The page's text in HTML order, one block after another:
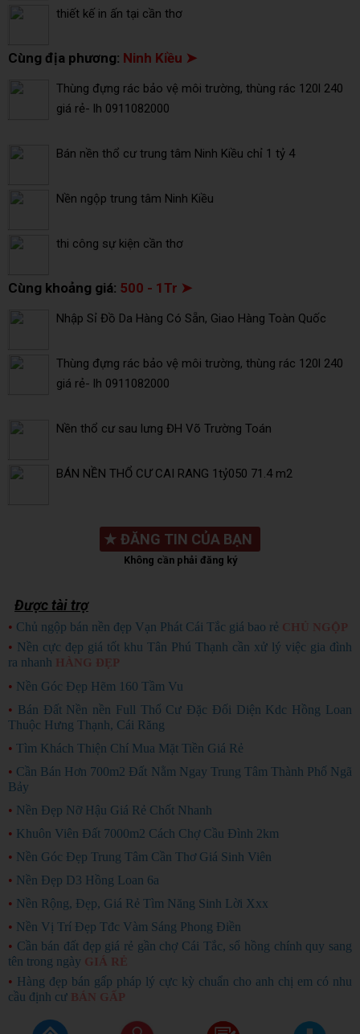
thiết kế in ấn tại cần thơ
Cùng địa phương: Ninh Kiều ➤
Thùng đựng rác bảo vệ môi trường, thùng rác 120l 240
giá rẻ- lh 0911082000
Bán nền thổ cư trung tâm Ninh Kiều chỉ 1 tỷ 4
Nền ngộp trung tâm Ninh Kiều
thi công sự kiện cần thơ
Cùng khoảng giá: 500 - 1Tr ➤
Nhập Sỉ Đồ Da Hàng Có Sẵn, Giao Hàng Toàn Quốc
Thùng đựng rác bảo vệ môi trường, thùng rác 120l 240
giá rẻ- lh 0911082000
Nền thổ cư sau lưng ĐH Võ Trường Toán
BÁN NỀN THỔ CƯ CAI RANG 1tỷ050 71.4 m2
★ ĐĂNG TIN CỦA BẠN
Không cần phải đăng ký
Được tài trợ
• Chủ ngộp bán nền đẹp Vạn Phát Cái Tắc giá bao rẻ CHỦ NGỘP
• Nền cực đẹp giá tốt khu Tân Phú Thạnh cần xử lý việc gia đình
ra nhanh HÀNG ĐẸP
• Nền Góc Đẹp Hẽm 160 Tầm Vu
• Bán Đất Nền nền Full Thổ Cư Đặc Đối Diện Kdc Hồng Loan
Thuộc Hưng Thạnh, Cái Răng
• Tìm Khách Thiện Chí Mua Mặt Tiền Giá Rẻ
• Cần Bán Hơn 700m2 Đất Nằm Ngay Trung Tâm Thành Phố Ngã
Bảy
• Nền Đẹp Nỡ Hậu Giá Rẻ Chốt Nhanh
• Khuôn Viên Đất 7000m2 Cách Chợ Cầu Đình 2km
• Nền Góc Đẹp Trung Tâm Cần Thơ Giá Sinh Viên
• Nền Đẹp D3 Hồng Loan 6a
• Nền Rộng, Đẹp, Giá Rẻ Tìm Năng Sinh Lời Xxx
• Nền Vị Trí Đẹp Tđc Vàm Sáng Phong Điền
• Cần bán đất đẹp giá rẻ gần chợ Cái Tắc, sổ hồng chính quy sang
tên trong ngày GIÁ RẺ
• Hàng đẹp bán gấp pháp lý cực kỳ chuẩn cho anh chị em có nhu
cầu định cư BÁN GẤP